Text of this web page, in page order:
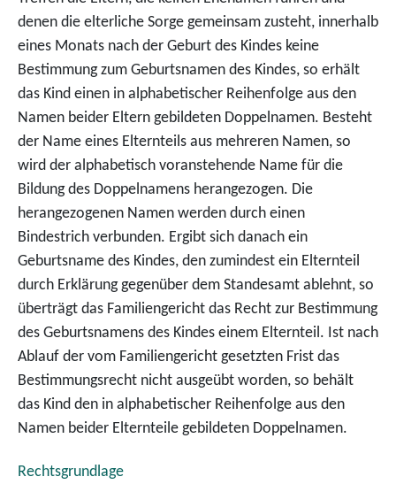
denen die elterliche Sorge gemeinsam zusteht, innerhalb
eines Monats nach der Geburt des Kindes keine
Bestimmung zum Geburtsnamen des Kindes, so erhält
das Kind einen in alphabetischer Reihenfolge aus den
Namen beider Eltern gebildeten Doppelnamen. Besteht
der Name eines Elternteils aus mehreren Namen, so
wird der alphabetisch voranstehende Name für die
Bildung des Doppelnamens herangezogen. Die
herangezogenen Namen werden durch einen
Bindestrich verbunden. Ergibt sich danach ein
Geburtsname des Kindes, den zumindest ein Elternteil
durch Erklärung gegenüber dem Standesamt ablehnt, so
überträgt das Familiengericht das Recht zur Bestimmung
des Geburtsnamens des Kindes einem Elternteil. Ist nach
Ablauf der vom Familiengericht gesetzten Frist das
Bestimmungsrecht nicht ausgeübt worden, so behält
das Kind den in alphabetischer Reihenfolge aus den
Namen beider Elternteile gebildeten Doppelnamen.
Rechtsgrundlage